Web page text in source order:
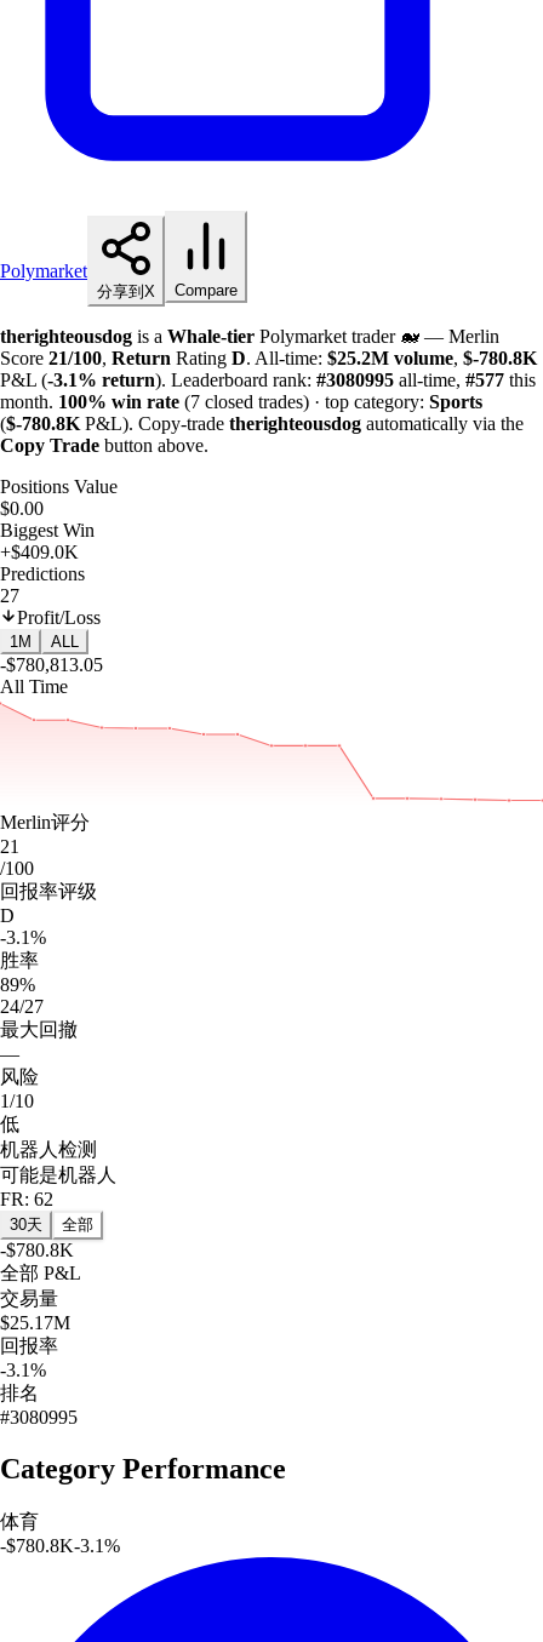
Polymarket
分享到X Compare
therighteousdog is a Whale-tier Polymarket trader 🐋 — Merlin
Score 21/100, Return Rating D. All-time: $25.2M volume, $-780.8K
P&L (-3.1% return). Leaderboard rank: #3080995 all-time, #577 this
month. 100% win rate (7 closed trades) · top category: Sports
($-780.8K P&L). Copy-trade therighteousdog automatically via the
Copy Trade button above.
Positions Value
$0.00
Biggest Win
+$409.0K
Predictions
27
Profit/Loss
1M ALL
-$780,813.05
All Time
Merlin评分
21
/100
回报率评级
D
-3.1%
胜率
89%
24/27
最大回撤
—
风险
1/10
低
机器人检测
可能是机器人
FR: 62
30天 全部
-$780.8K
全部 P&L
交易量
$25.17M
回报率
-3.1%
排名
#3080995
Category Performance
体育
-$780.8K-3.1%